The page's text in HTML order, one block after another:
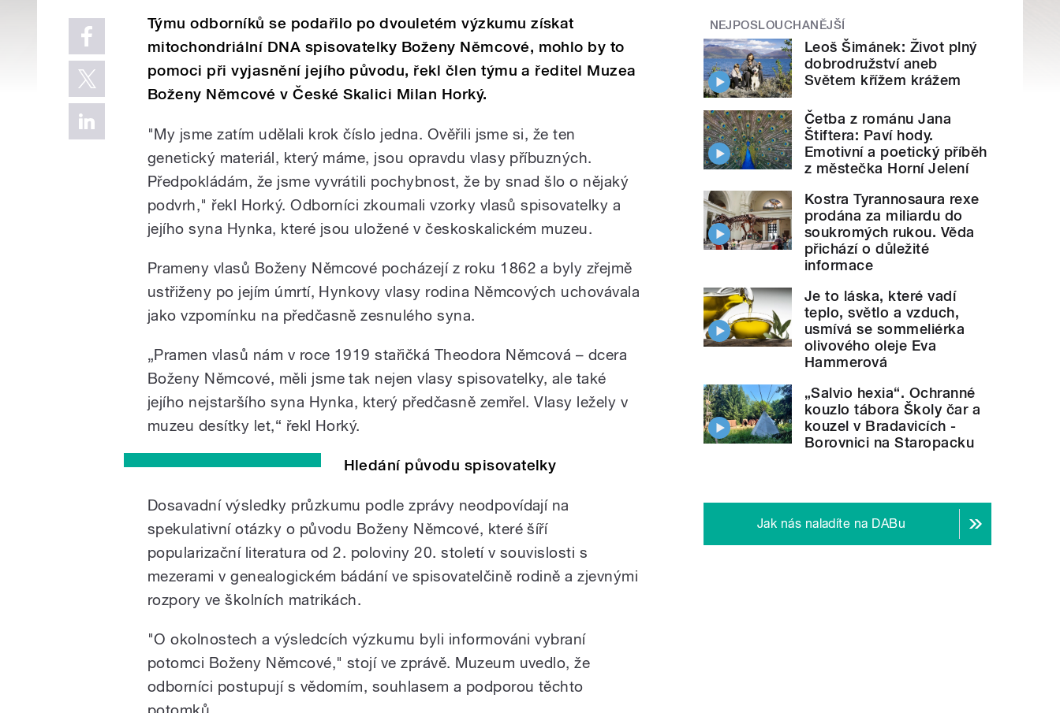
Týmu odborníků se podařilo po dvouletém výzkumu získat
mitochondriální DNA spisovatelky Boženy Němcové, mohlo by to
pomoci při vyjasnění jejího původu, řekl člen týmu a ředitel Muzea
Boženy Němcové v České Skalici Milan Horký.
"My jsme zatím udělali krok číslo jedna. Ověřili jsme si, že ten
genetický materiál, který máme, jsou opravdu vlasy příbuzných.
Předpokládám, že jsme vyvrátili pochybnost, že by snad šlo o nějaký
podvrh," řekl Horký. Odborníci zkoumali vzorky vlasů spisovatelky a
jejího syna Hynka, které jsou uložené v českoskalickém muzeu.
Prameny vlasů Boženy Němcové pocházejí z roku 1862 a byly zřejmě
ustřiženy po jejím úmrtí, Hynkovy vlasy rodina Němcových uchovávala
jako vzpomínku na předčasně zesnulého syna.
„Pramen vlasů nám v roce 1919 stařičká Theodora Němcová – dcera
Boženy Němcové, měli jsme tak nejen vlasy spisovatelky, ale také
jejího nejstaršího syna Hynka, který předčasně zemřel. Vlasy ležely v
muzeu desítky let,“ řekl Horký.
Hledání původu spisovatelky
Dosavadní výsledky průzkumu podle zprávy neodpovídají na
spekulativní otázky o původu Boženy Němcové, které šíří
popularizační literatura od 2. poloviny 20. století v souvislosti s
mezerami v genealogickém bádání ve spisovatelčině rodině a zjevnými
rozpory ve školních matrikách.
"O okolnostech a výsledcích výzkumu byli informováni vybraní
potomci Boženy Němcové," stojí ve zprávě. Muzeum uvedlo, že
odborníci postupují s vědomím, souhlasem a podporou těchto
NEJPOSLOUCHANĚJŠÍ
Leoš Šimánek: Život plný
dobrodružství aneb
Světem křížem krážem
Četba z románu Jana
Štiftera: Paví hody.
Emotivní a poetický příběh
z městečka Horní Jelení
Kostra Tyrannosaura rexe
prodána za miliardu do
soukromých rukou. Věda
přichází o důležité
informace
Je to láska, které vadí
teplo, světlo a vzduch,
usmívá se sommeliérka
olivového oleje Eva
Hammerová
„Salvio hexia“. Ochranné
kouzlo tábora Školy čar a
kouzel v Bradavicích -
Borovnici na Staropacku
Jak nás naladíte na DABu